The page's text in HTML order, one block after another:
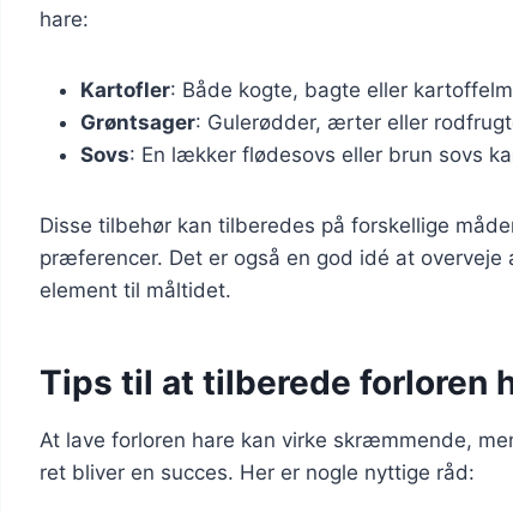
hare:
Kartofler: Både kogte, bagte eller
Grøntsager: Gulerødder, ærter eller
Sovs: En lækker flødesovs eller brun sovs
Disse tilbehør kan tilberedes på forskellige
præferencer. Det er også en god idé at
element til måltidet.
Tips til at tilberede forloren
At lave forloren hare kan virke skræmmende,
ret bliver en succes. Her er nogle nyttige råd: